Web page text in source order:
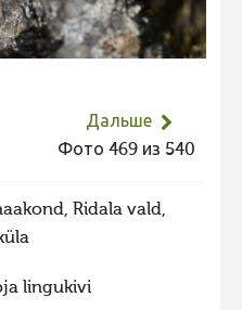
Дальше
Фото 469 из 540
Ridala vald,
lingukivi